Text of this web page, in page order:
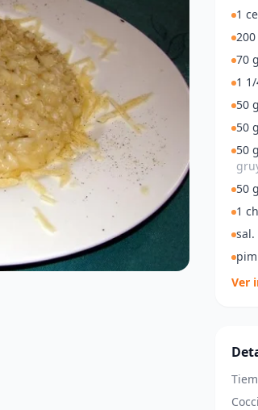
1
70
1
50
50
50
50
1
sal.
Ver